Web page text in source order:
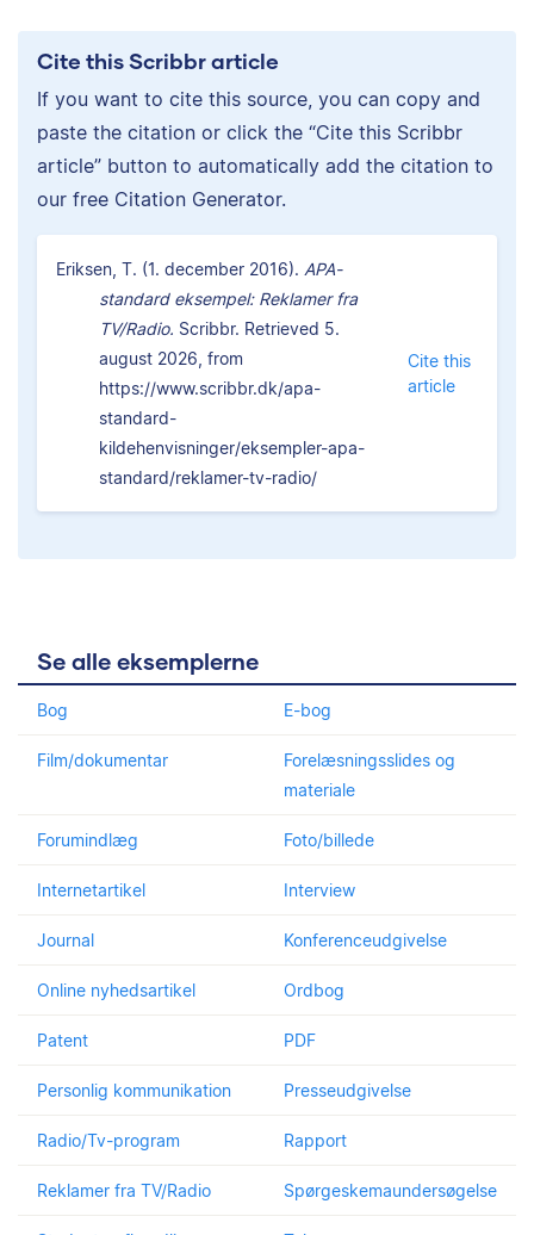
Cite this Scribbr article
If you want to cite this source, you can copy and
paste the citation or click the “Cite this Scribbr
article” button to automatically add the citation to
our free Citation Generator.
Eriksen, T. (1. december 2016). APA-
standard eksempel: Reklamer fra
TV/Radio. Scribbr. Retrieved 5.
august 2026, from
https://www.scribbr.dk/apa-
standard-
kildehenvisninger/eksempler-apa-
standard/reklamer-tv-radio/
Cite this
article
Se alle eksemplerne
Bog E-bog
Film/dokumentar
Forelæsningsslides og
materiale
Forumindlæg Foto/billede
Internetartikel Interview
Journal Konferenceudgivelse
Online nyhedsartikel Ordbog
Patent PDF
Personlig kommunikation Presseudgivelse
Radio/Tv-program Rapport
Reklamer fra TV/Radio Spørgeskemaundersøgelse